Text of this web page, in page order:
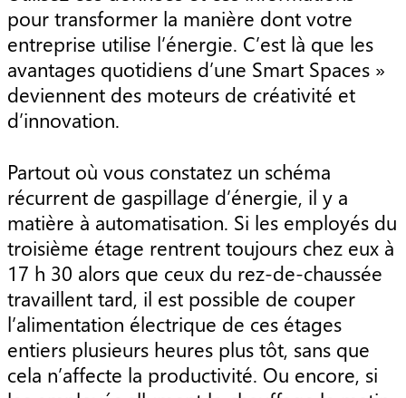
pour transformer la manière dont votre
entreprise utilise l’énergie. C’est là que les
avantages quotidiens d’une Smart Spaces »
deviennent des moteurs de créativité et
d’innovation.
Partout où vous constatez un schéma
récurrent de gaspillage d’énergie, il y a
matière à automatisation. Si les employés du
troisième étage rentrent toujours chez eux à
17 h 30 alors que ceux du rez-de-chaussée
travaillent tard, il est possible de couper
l’alimentation électrique de ces étages
entiers plusieurs heures plus tôt, sans que
cela n’affecte la productivité. Ou encore, si